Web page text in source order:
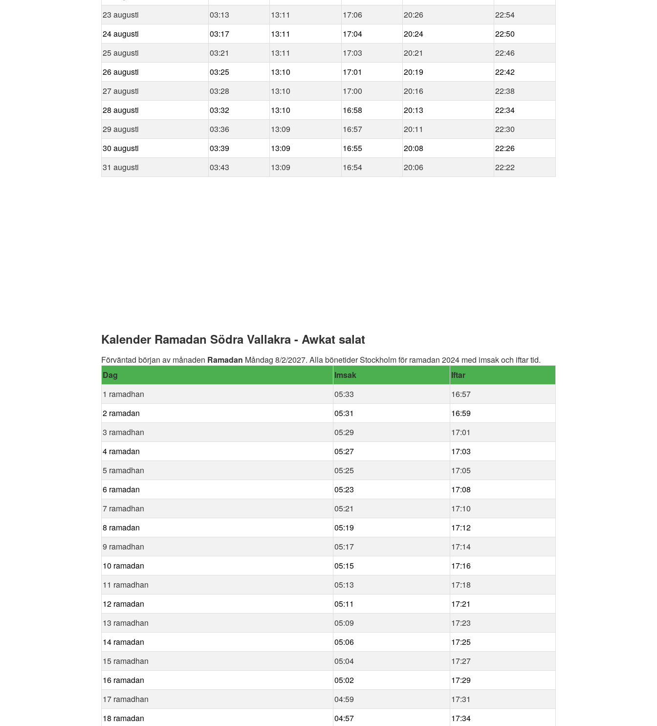
23 augusti
03:13 13:11 17:06 20:26
22:54
24 augusti
03:17 13:11 17:04 20:24
22:50
25 augusti
03:21 13:11 17:03 20:21
22:46
26 augusti
03:25 13:10 17:01 20:19
22:42
27 augusti
03:28 13:10 17:00 20:16
22:38
28 augusti
03:32 13:10 16:58 20:13
22:34
29 augusti
03:36 13:09 16:57 20:11
22:30
30 augusti
03:39 13:09 16:55 20:08
22:26
31 augusti
03:43 13:09 16:54 20:06 22:22
Kalender Ramadan Södra Vallakra - Awkat salat
Förväntad början av månaden Ramadan Måndag 8/2/2027. Alla bönetider Stockholm för ramadan 2024 med imsak och iftar tid.
Dag
Imsak
Iftar
1 ramadhan
05:33
16:57
2 ramadan
05:31
16:59
3 ramadhan
05:29
17:01
4 ramadan
05:27
17:03
5 ramadhan
05:25
17:05
6 ramadan
05:23
17:08
7 ramadhan
05:21
17:10
8 ramadan
05:19
17:12
9 ramadhan
05:17
17:14
10 ramadan
05:15
17:16
11 ramadhan
05:13
17:18
12 ramadan
05:11
17:21
13 ramadhan
05:09
17:23
14 ramadan
05:06
17:25
15 ramadhan
05:04
17:27
16 ramadan
05:02
17:29
17 ramadhan
04:59
17:31
18 ramadan
04:57 17:34